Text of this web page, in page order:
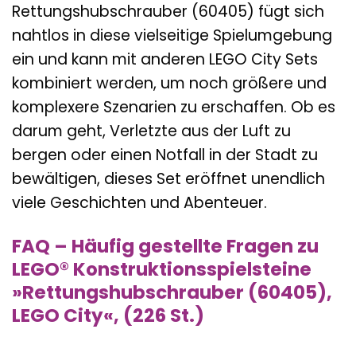
Rettungshubschrauber (60405) fügt sich
nahtlos in diese vielseitige Spielumgebung
ein und kann mit anderen LEGO City Sets
kombiniert werden, um noch größere und
komplexere Szenarien zu erschaffen. Ob es
darum geht, Verletzte aus der Luft zu
bergen oder einen Notfall in der Stadt zu
bewältigen, dieses Set eröffnet unendlich
viele Geschichten und Abenteuer.
FAQ – Häufig gestellte Fragen zu
LEGO® Konstruktionsspielsteine
»Rettungshubschrauber (60405),
LEGO City«, (226 St.)